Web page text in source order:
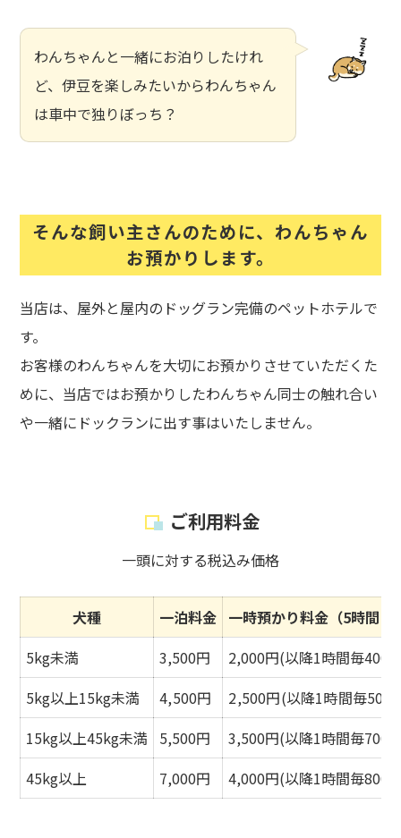
わんちゃんと一緒にお泊りしたけれ
ど、伊豆を楽しみたいからわんちゃん
は車中で独りぼっち？
そんな飼い主さんのために、わんちゃん
お預かりします。
当店は、屋外と屋内のドッグラン完備のペットホテルで
す。
お客様のわんちゃんを大切にお預かりさせていただくた
めに、当店ではお預かりしたわんちゃん同士の触れ合い
や一緒にドックランに出す事はいたしません。
ご利用料金
一頭に対する税込み価格
犬種 一泊料金 一時預かり料金（5時間ま
5kg未満
3,500円
2,000円(以降1時間毎400
5kg以上15kg未満
4,500円
2,500円(以降1時間毎500
15kg以上45kg未満
5,500円
3,500円(以降1時間毎700
45kg以上
7,000円 4,000円(以降1時間毎800